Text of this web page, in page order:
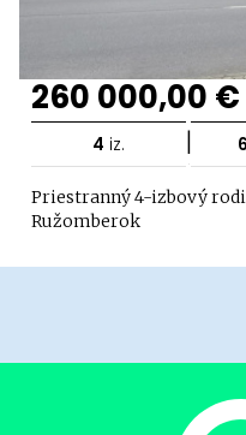
260 000,00 €
4 iz. |
Priestranný 4-izbový
Ružomberok